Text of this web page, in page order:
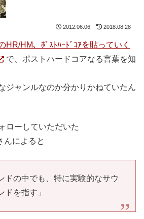
2012.06.06 2018.08.28
HR/HM、ﾎﾟｽﾄﾊｰﾄﾞｺｱを貼っていく
で、ポストハードコアなる言葉を知
ジャンルなのか分かりかねていたん
ローしていただいた
んによると
ドの中でも、特に実験的なサウ
ドを指す」